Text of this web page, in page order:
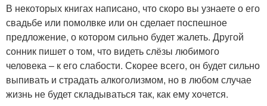
В некоторых книгах написано, что скоро вы узнаете о его
свадьбе или помолвке или он сделает поспешное
предложение, о котором сильно будет жалеть. Другой
сонник пишет о том, что видеть слёзы любимого
человека – к его слабости. Скорее всего, он будет сильно
выпивать и страдать алкоголизмом, но в любом случае
жизнь не будет складываться так, как ему хочется.